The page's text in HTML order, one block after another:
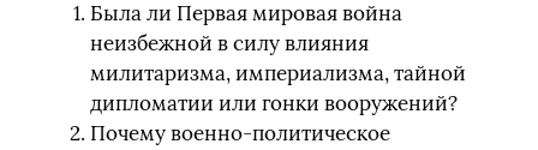
Была ли Первая мировая война
неизбежной в силу влияния
милитаризма, империализма, тайной
дипломатии или гонки вооружений?
Почему военно-политическое